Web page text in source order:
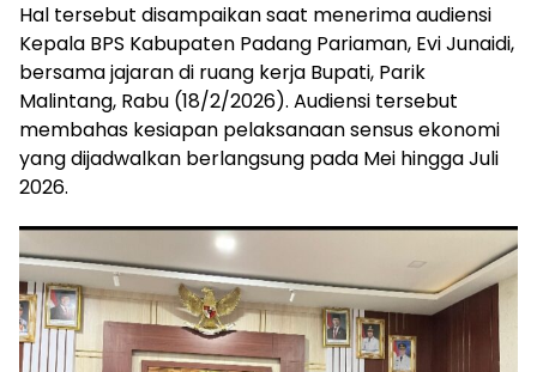
Hal tersebut disampaikan saat menerima audiensi
Kepala BPS Kabupaten Padang Pariaman, Evi Junaidi,
bersama jajaran di ruang kerja Bupati, Parik
Malintang, Rabu (18/2/2026). Audiensi tersebut
membahas kesiapan pelaksanaan sensus ekonomi
yang dijadwalkan berlangsung pada Mei hingga Juli
2026.